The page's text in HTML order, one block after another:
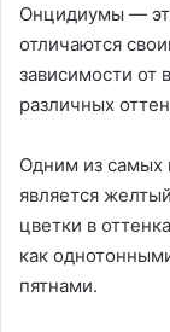
Онцидиумы —
отличаются
зависимости от
различных
Одним из самых
является
цветки в
как
пятнами.